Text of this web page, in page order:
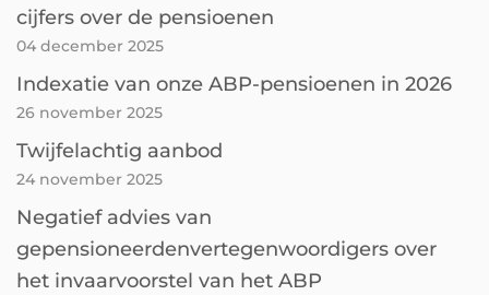
cijfers over de pensioenen
04 december 2025
Indexatie van onze ABP-pensioenen in 2026
26 november 2025
Twijfelachtig aanbod
24 november 2025
Negatief advies van
gepensioneerdenvertegenwoordigers over
het invaarvoorstel van het ABP